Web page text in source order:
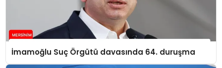
İmamoğlu Suç Örgütü davasında 64. duruşma